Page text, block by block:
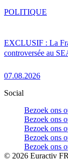
EXCLUSIF : La
controversée au
07.08.2026
POLITIQUE
Social
Bezoek ons
Bezoek ons
Bezoek ons
Bezoek ons
Bezoek ons
© 2026 Euractiv FR